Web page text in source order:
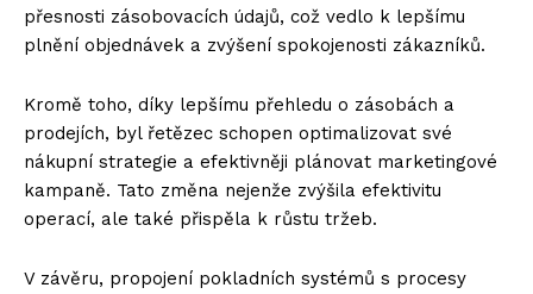
přesnosti zásobovacích údajů, což vedlo k lepšímu
plnění objednávek a zvýšení spokojenosti zákazníků.
Kromě toho, díky lepšímu přehledu o zásobách a
prodejích, byl řetězec schopen optimalizovat své
nákupní strategie a efektivněji plánovat marketingové
kampaně. Tato změna nejenže zvýšila efektivitu
operací, ale také přispěla k růstu tržeb.
V závěru, propojení pokladních systémů s procesy